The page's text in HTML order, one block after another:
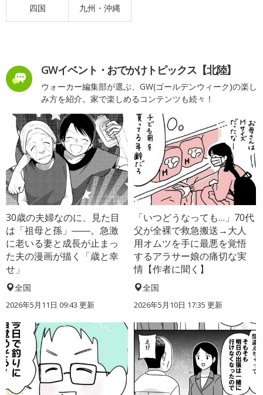
四国 九州・沖縄
GWイベント・おでかけトピックス【北陸】
ウォーカー編集部が選ぶ、GW(ゴールデンウィーク)の楽し
み方を紹介。家で楽しめるコンテンツも続々！
30歳の夫婦なのに、見た目
は「祖母と孫」――。急激
に老いる妻と成長が止まっ
た夫の漫画が描く「歳と幸
せ」
全国
2026年5月11日 09:43 更新
「いつどうなっても…」70代
父が全裸で救急搬送→大人
用オムツを手に最悪を覚悟
するアラサー娘の痛切な実
情【作者に聞く】
全国
2026年5月10日 17:35 更新